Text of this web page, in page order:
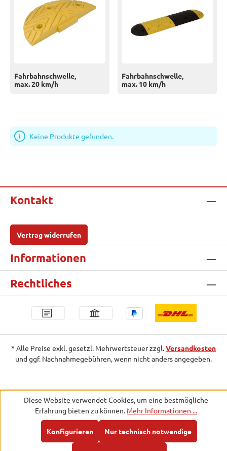
Fahrbahnschwelle,
max. 20 km/h
Fahrbahnschwelle,
max. 10 km/h
Keine Produkte gefunden.
Kontakt
Vertrag widerrufen
Informationen
Rechtliches
* Alle Preise exkl. gesetzl. Mehrwertsteuer zzgl.Versandkosten
und ggf. Nachnahmegebühren, wenn nicht anders angegeben.
Diese Website verwendet Cookies, um eine bestmögliche
Erfahrung bieten zu können. Mehr Informationen ...
Nur technisch notwendige
Konfigurieren